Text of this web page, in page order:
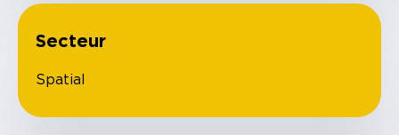
Secteur
Spatial